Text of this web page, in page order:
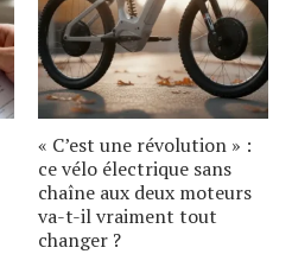
« C’est une révolution » :
ce vélo électrique sans
chaîne aux deux moteurs
va-t-il vraiment tout
changer ?